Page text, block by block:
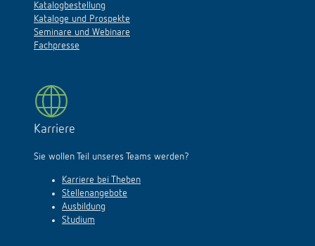
Katalogbestellung
Kataloge und Prospekte
Seminare und Webinare
Fachpresse
Karriere
Sie wollen Teil unseres Teams werden?
Karriere bei Theben
Stellenangebote
Ausbildung
Studium